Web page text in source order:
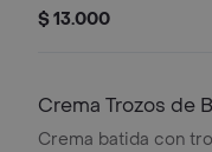
$ 13.000
Crema Trozos de
Crema batida con